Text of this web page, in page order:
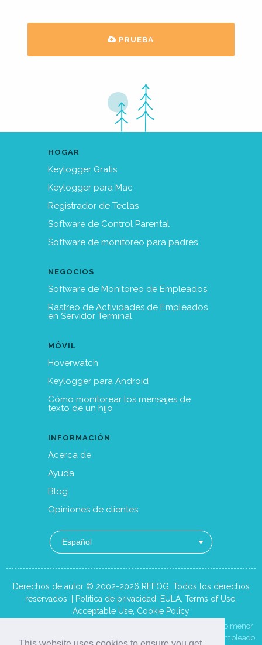
PRUEBA
HOGAR
Keylogger Gratis
Keylogger para Mac
Registrador de Teclas
Software de Control Parental
Software de monitoreo para padres
NEGOCIOS
Software de Monitoreo de Empleados
Rastreo de Actividades de Empleados
en Servidor Terminal
MÓVIL
Hoverwatch
Keylogger para Android
Cómo monitorear los mensajes de
texto de un hijo
INFORMACIÓN
Acerca de
Ayuda
Blog
Opiniones de clientes
Derechos de autor © 2002-2026 REFOG. Todos los derechos
reservados. |
Política de privacidad EULA Terms of Use
Acceptable Use Cookie Policy
REFOG está destinado únicamente a supervisar a su propio hijo menor
de edad o —con divulgación y consentimiento previos— a un empleado